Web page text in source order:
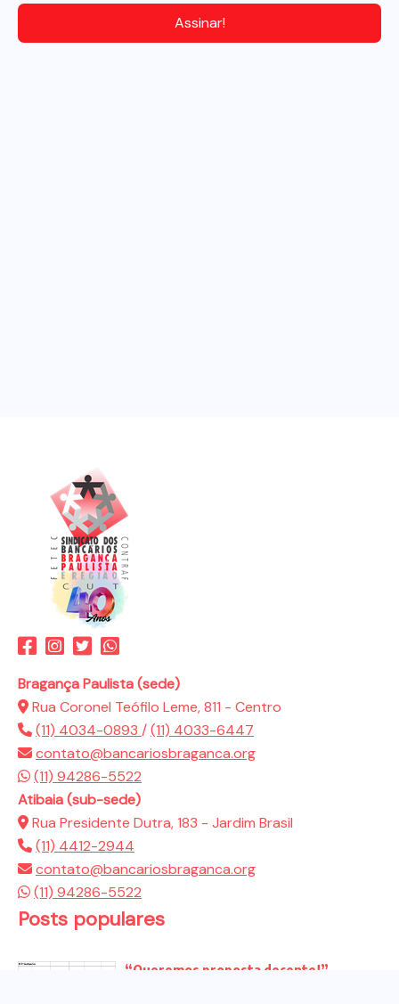
Bragança Paulista (sede)
Rua Coronel Teófilo Leme, 811 - Centro
(11) 4034-0893 /(11) 4033-6447
contato@bancariosbraganca.org
(11) 94286-5522
Atibaia (sub-sede)
Rua Presidente Dutra, 183 - Jardim Brasil
(11) 4412-2944
contato@bancariosbraganca.org
(11) 94286-5522
Posts populares
“Queremos proposta decente!”